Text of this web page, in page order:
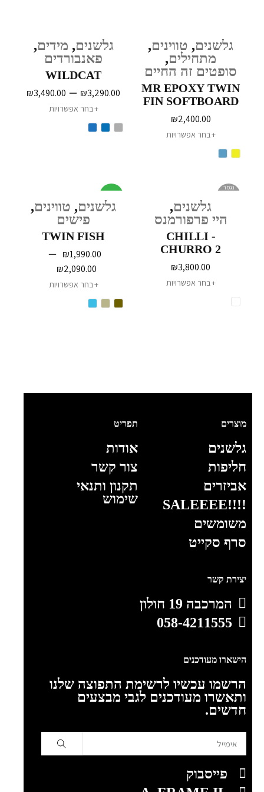
גלשנים, טווינים,
מתחילים,
סופטים זה החיים
MR EPOXY TWIN
FIN SOFTBOARD
₪2,400.00
בחר אפשרויות
גלשנים, מידים,
פאנבורדים
WILDCAT
₪3,290.00
–
₪3,490.00
בחר אפשרויות
נגמר
גלשנים,
היי פרפורמנס
CHILLI -
CHURRO 2
₪3,800.00
בחר אפשרויות
גלשנים, טווינים,
פישים
TWIN FISH
₪1,990.00
–
₪2,090.00
בחר אפשרויות
מוצרים
גלשנים
חליפות
אביזרים
!!!!SALEEEE
משומשים
סרף סקייט
תפריט
אודות
צור קשר
תקנון ותנאי
שימוש
יצירת קשר
המרכבה 19 חולון
058-4211555
הישארו מעודכנים
הרשמו עכשיו לרשימת התפוצה שלנו
ותאשרו מעודכנים לגבי מבצעים
חדשים.
פייסבוק